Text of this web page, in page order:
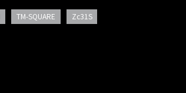
TM-SQUARE Zc31S